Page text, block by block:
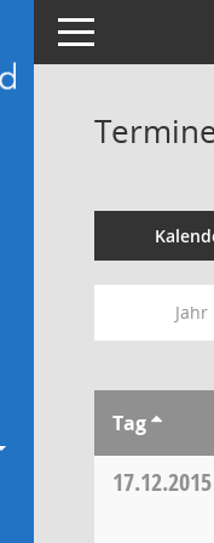
Toggle navigation
Jahr
Tag
17.12.2015